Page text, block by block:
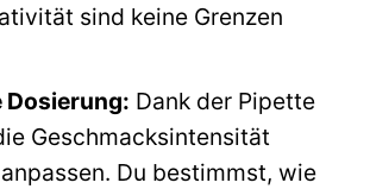
sind keine Grenzen
Dosierung: Dank der Pipette
Geschmacksintensität
Du bestimmst, wie